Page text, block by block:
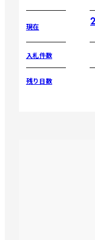
現在
入札件数
残り日数